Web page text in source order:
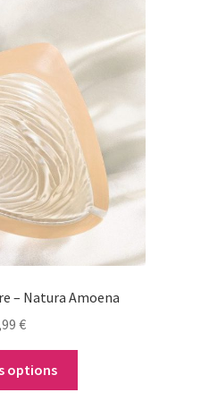
– Natura Amoena
€
options
plusieurs
variations.
Les
options
peuvent
être
choisies
sur
la
page
produit